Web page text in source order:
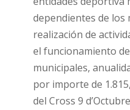
dependientes de los
realización de
el funcionamiento
municipales,
por importe de
del Cross 9